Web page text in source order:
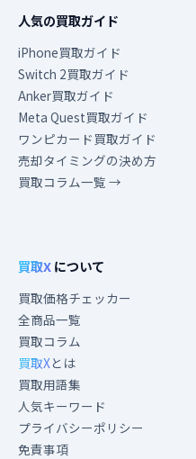
人気の買取ガイド
iPhone買取ガイド
Switch 2買取ガイド
Anker買取ガイド
Meta Quest買取ガイド
ワンピカード買取ガイド
売却タイミングの決め方
買取コラム一覧 →
買取Xについて
買取価格チェッカー
全商品一覧
買取コラム
買取Xとは
買取用語集
人気キーワード
プライバシーポリシー
免責事項